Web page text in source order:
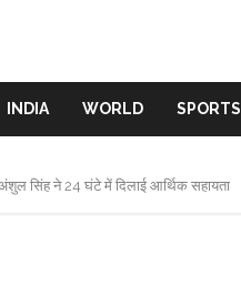
INDIA WORLD SPORTS
अंशुल सिंह ने 24 घंटे में दिलाई आर्थिक सहायता